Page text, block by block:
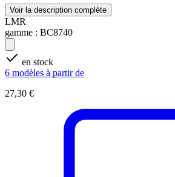
Voir la description complète
LMR
gamme : BC8740
en stock
6 modèles à partir de
27,30 €